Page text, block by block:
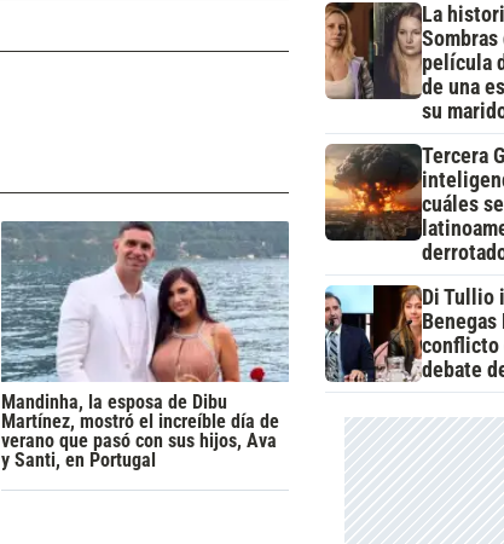
Mandinha, la esposa de Dibu
Martínez, mostró el increíble día de
verano que pasó con sus hijos, Ava
y Santi, en Portugal
La
Sombras
película
de una
su
Tercera
cuáles
Di Tullio
Benegas
conflicto
debate